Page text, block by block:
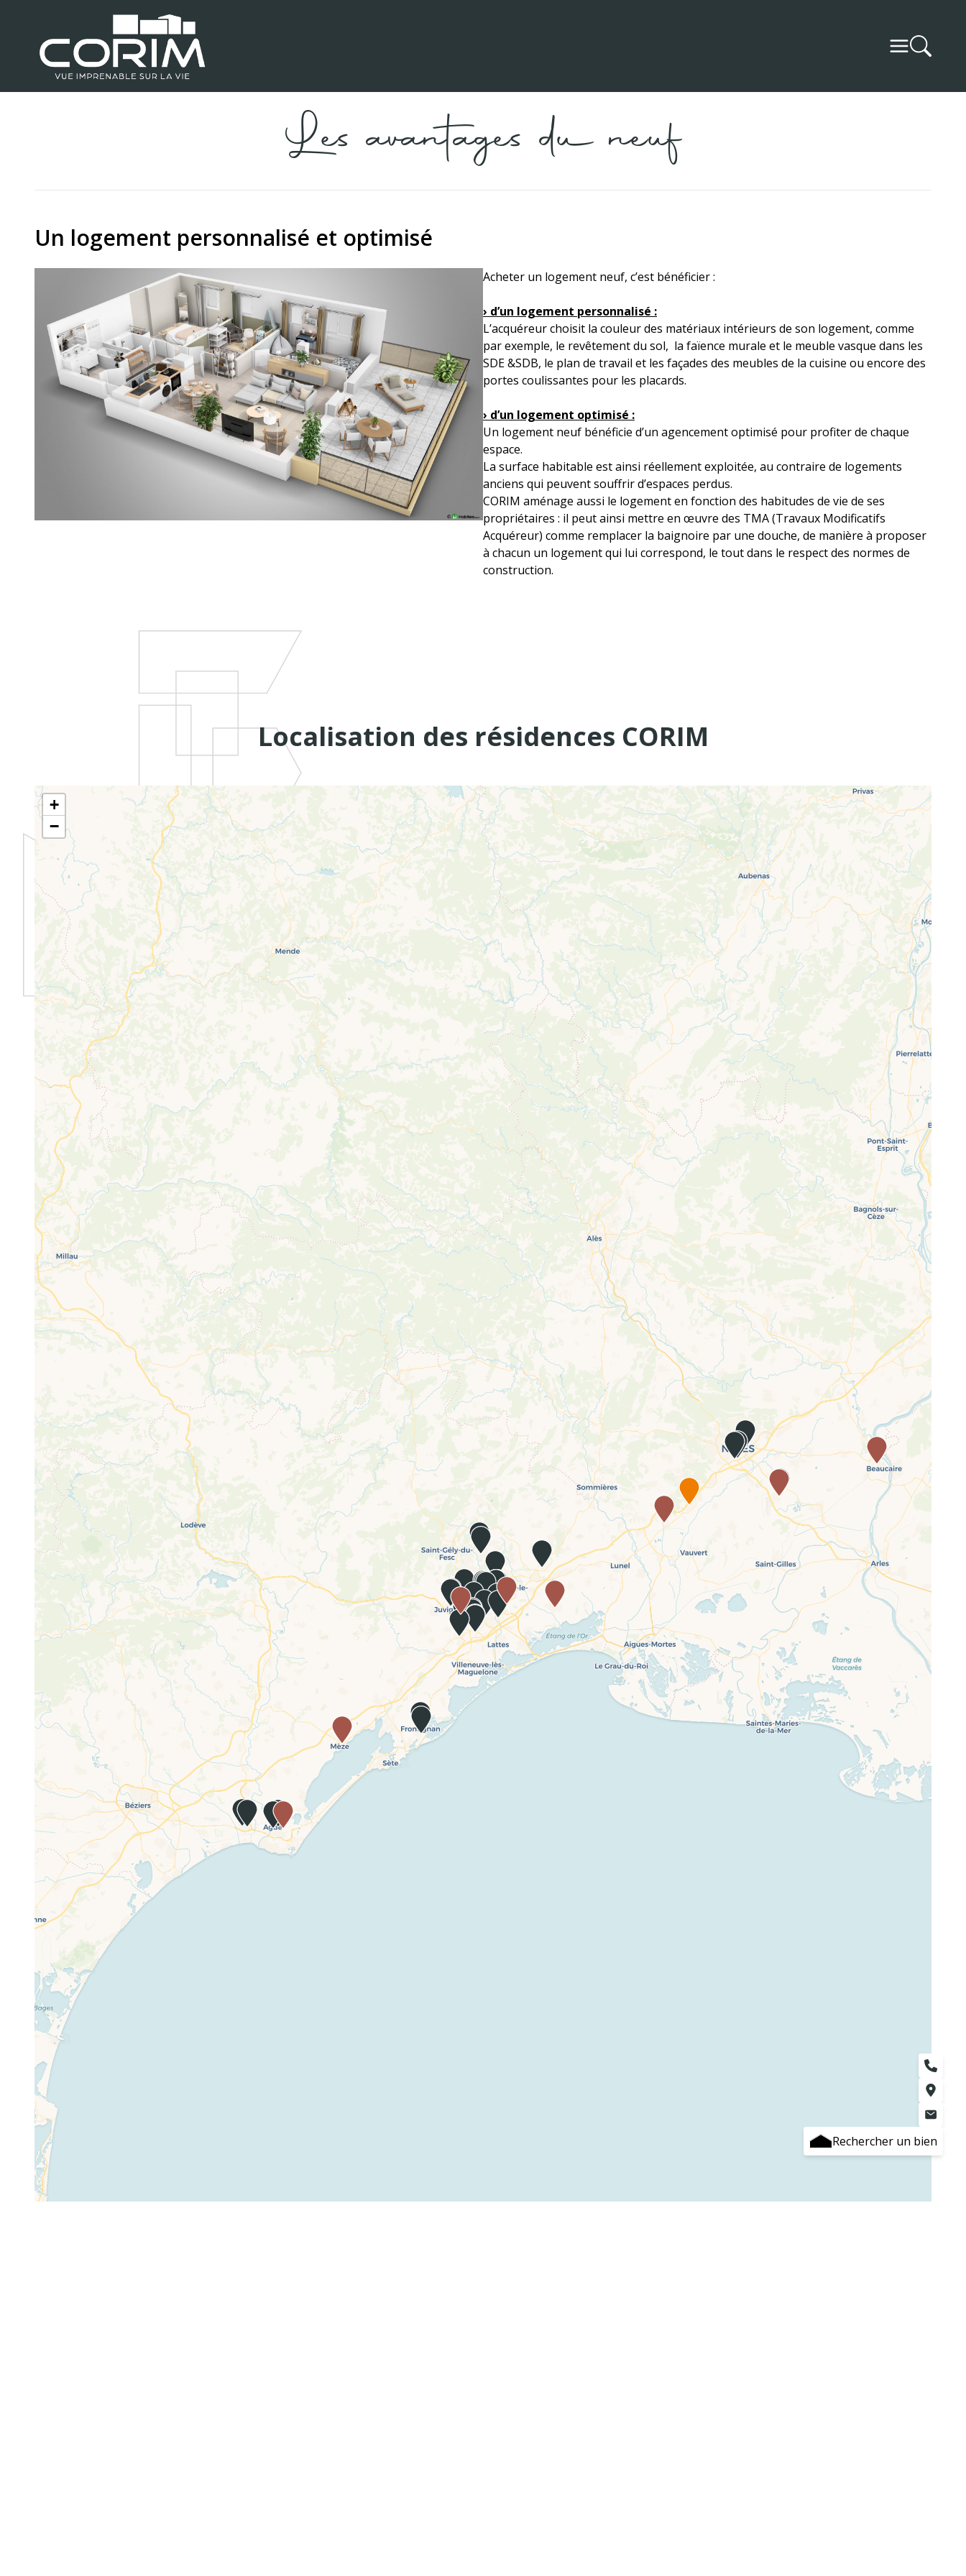
Rechercher un bien
Les avantages du neuf
Un logement personnalisé et optimisé
Acheter un logement neuf, c’est bénéficier :
› d’un logement personnalisé :
L’acquéreur choisit la couleur des matériaux intérieurs de son logement, comme
par exemple, le revêtement du sol, la faïence murale et le meuble vasque dans les
SDE &SDB, le plan de travail et les façades des meubles de la cuisine ou encore des
portes coulissantes pour les placards.
› d’un logement optimisé :
Un logement neuf bénéficie d’un agencement optimisé pour profiter de chaque
espace.
La surface habitable est ainsi réellement exploitée, au contraire de logements
anciens qui peuvent souffrir d’espaces perdus.
CORIM aménage aussi le logement en fonction des habitudes de vie de ses
propriétaires : il peut ainsi mettre en œuvre des TMA (Travaux Modificatifs
Acquéreur) comme remplacer la baignoire par une douche, de manière à proposer
à chacun un logement qui lui correspond, le tout dans le respect des normes de
construction.
Localisation des résidences CORIM
+
−